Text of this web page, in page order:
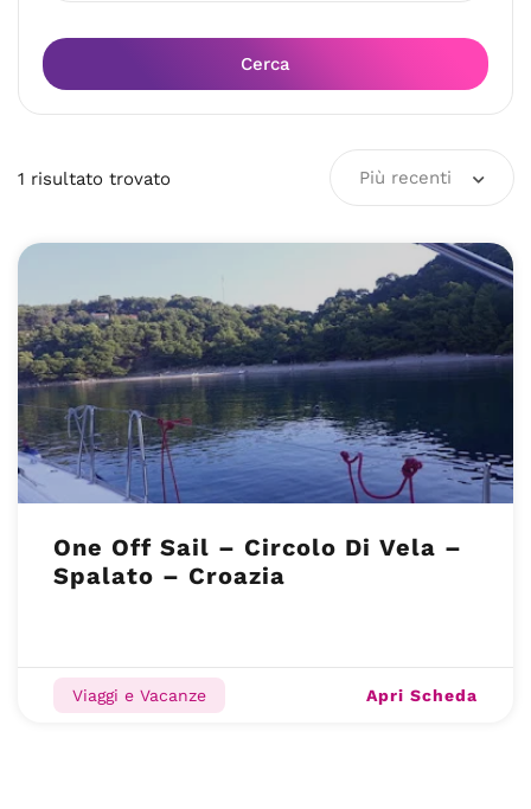
Cerca
1 risultato trovato Più recenti
One Off Sail – Circolo Di Vela –
Spalato – Croazia
Viaggi e Vacanze Apri Scheda